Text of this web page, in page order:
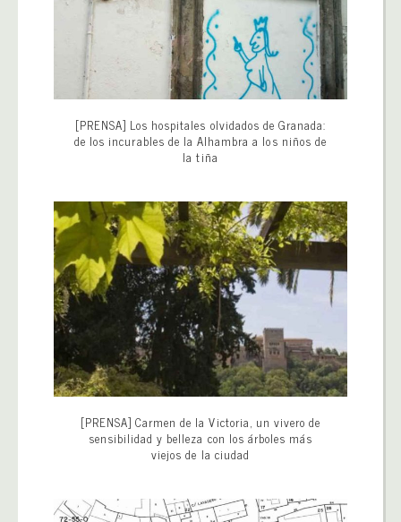
[PRENSA] Los hospitales olvidados de Granada:
de los incurables de la Alhambra a los niños de
la tiña
[PRENSA] Carmen de la Victoria, un vivero de
sensibilidad y belleza con los árboles más
viejos de la ciudad